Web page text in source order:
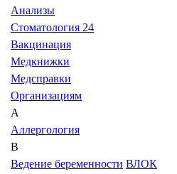
Анализы
Стоматология 24
Вакцинация
Медкнижки
Медсправки
Организациям
А
Аллергология
В
Ведение беременности ВЛОК